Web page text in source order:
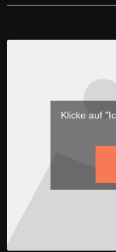
Klicke auf